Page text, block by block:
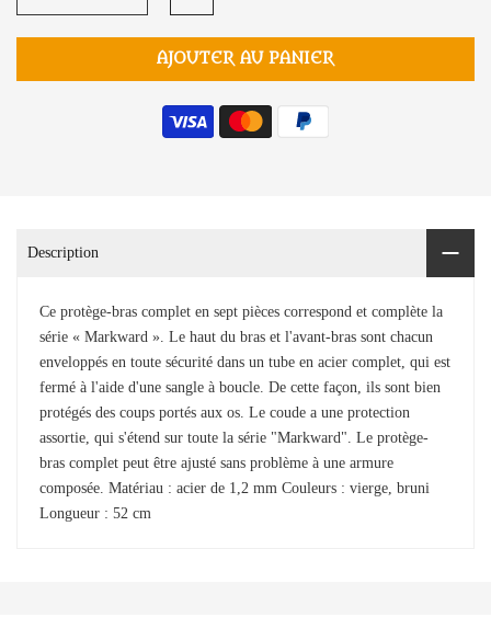
AJOUTER AU PANIER
Description
Ce protège-bras complet en sept pièces correspond et complète la
série « Markward ». Le haut du bras et l'avant-bras sont chacun
enveloppés en toute sécurité dans un tube en acier complet, qui est
fermé à l'aide d'une sangle à boucle. De cette façon, ils sont bien
protégés des coups portés aux os. Le coude a une protection
assortie, qui s'étend sur toute la série "Markward". Le protège-
bras complet peut être ajusté sans problème à une armure
composée. Matériau : acier de 1,2 mm Couleurs : vierge, bruni
Longueur : 52 cm